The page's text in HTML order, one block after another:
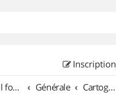
Inscription
Accueil forum Générale Cartographie et GPS